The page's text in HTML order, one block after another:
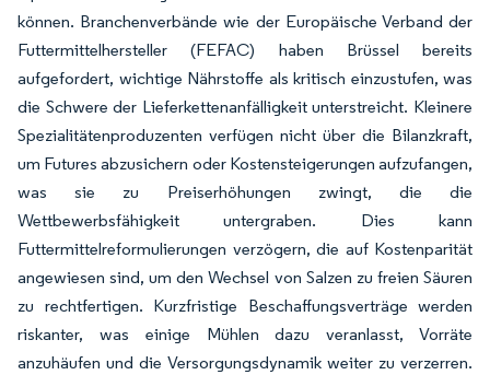
können. Branchenverbände wie der Europäische Verband der
Futtermittelhersteller (FEFAC) haben Brüssel bereits
aufgefordert, wichtige Nährstoffe als kritisch einzustufen, was
die Schwere der Lieferkettenanfälligkeit unterstreicht. Kleinere
Spezialitätenproduzenten verfügen nicht über die Bilanzkraft,
um Futures abzusichern oder Kostensteigerungen aufzufangen,
was sie zu Preiserhöhungen zwingt, die die
Wettbewerbsfähigkeit untergraben. Dies kann
Futtermittelreformulierungen verzögern, die auf Kostenparität
angewiesen sind, um den Wechsel von Salzen zu freien Säuren
zu rechtfertigen. Kurzfristige Beschaffungsverträge werden
riskanter, was einige Mühlen dazu veranlasst, Vorräte
anzuhäufen und die Versorgungsdynamik weiter zu verzerren.